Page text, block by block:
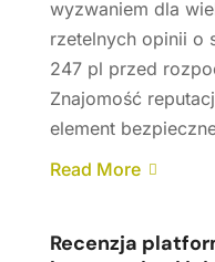
wyzwaniem dla
rzetelnych opinii o
247 pl przed
Znajomość
element
Read More
Recenzja